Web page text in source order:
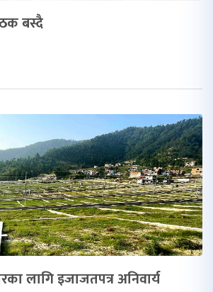
बस्दै
लागि इजाजतपत्र अनिवार्य